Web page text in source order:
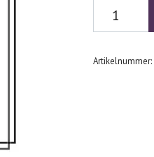
Artikelnummer: